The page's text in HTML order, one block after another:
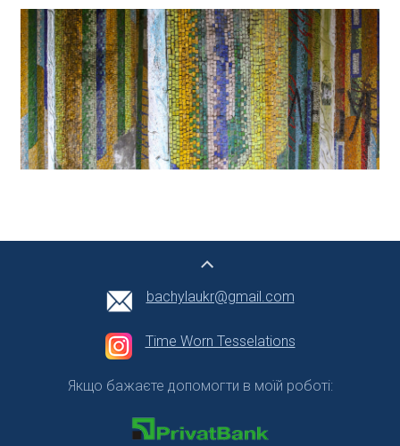
bachylaukr@gmail.com
Time Worn Tesselations
Якщо бажаєте допомогти в моїй роботі: